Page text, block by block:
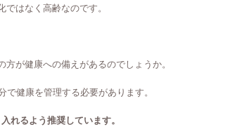
はなく高齢なのです。
が健康への備えがあるのでしょうか。
健康を管理する必要があります。
れるよう推奨しています。